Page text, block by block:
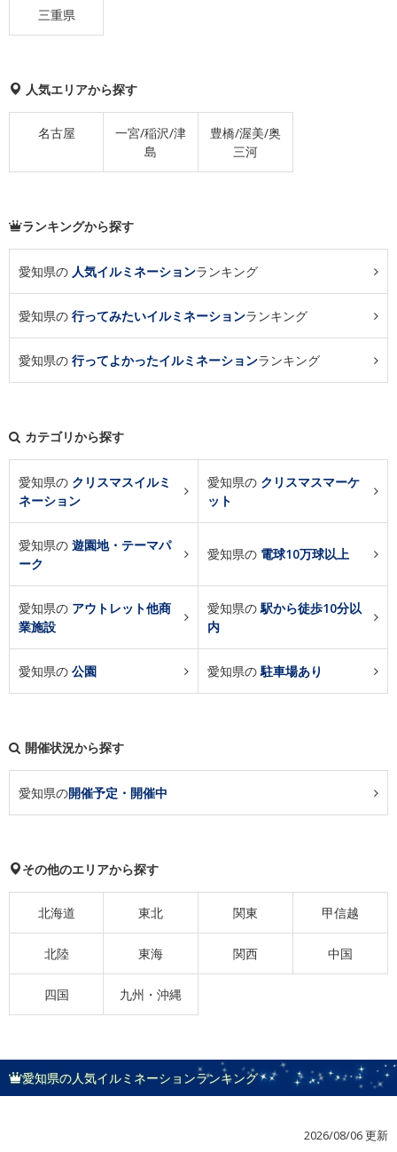
三重県
人気エリアから探す
名古屋
一宮/稲沢/津
島
豊橋/渥美/奥
三河
ランキングから探す
愛知県の 人気イルミネーションランキング
愛知県の 行ってみたいイルミネーションランキング
愛知県の 行ってよかったイルミネーションランキング
カテゴリから探す
愛知県の クリスマスイルミ
ネーション
愛知県の クリスマスマーケ
ット
愛知県の 遊園地・テーマパ
ーク
愛知県の 電球10万球以上
愛知県の アウトレット他商
業施設
愛知県の駅から徒歩10分以
内
愛知県の 公園 愛知県の駐車場あり
開催状況から探す
愛知県の開催予定・開催中
その他のエリアから探す
北海道 東北 関東 甲信越
北陸 東海 関西 中国
四国 九州・沖縄
愛知県の人気イルミネーションランキング
2026/08/06 更新